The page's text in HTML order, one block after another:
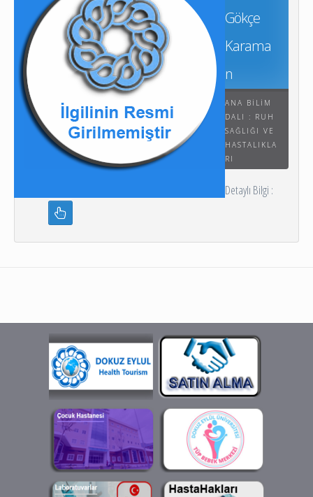
Gökçe
Karama
n
ANA BILIM
DALI : RUH
SAĞLIĞI VE
HASTALIKLA
RI
Detaylı Bilgi :